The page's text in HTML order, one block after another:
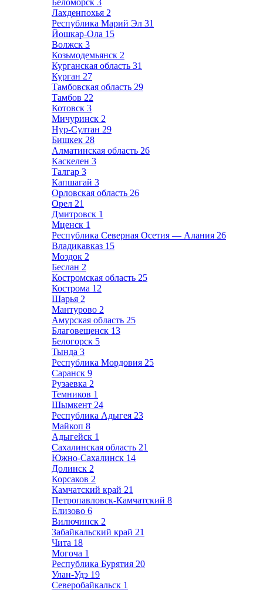
Беломорск 3
Лахденпохья 2
Республика Марий Эл 31
Йошкар-Ола 15
Волжск 3
Козьмодемьянск 2
Курганская область 31
Курган 27
Тамбовская область 29
Тамбов 22
Котовск 3
Мичуринск 2
Нур-Султан 29
Бишкек 28
Алматинская область 26
Каскелен 3
Талгар 3
Капшагай 3
Орловская область 26
Орел 21
Дмитровск 1
Мценск 1
Республика Северная Осетия — Алания 26
Владикавказ 15
Моздок 2
Беслан 2
Костромская область 25
Кострома 12
Шарья 2
Мантурово 2
Амурская область 25
Благовещенск 13
Белогорск 5
Тында 3
Республика Мордовия 25
Саранск 9
Рузаевка 2
Темников 1
Шымкент 24
Республика Адыгея 23
Майкоп 8
Адыгейск 1
Сахалинская область 21
Южно-Сахалинск 14
Долинск 2
Корсаков 2
Камчатский край 21
Петропавловск-Камчатский 8
Елизово 6
Вилючинск 2
Забайкальский край 21
Чита 18
Могоча 1
Республика Бурятия 20
Улан-Удэ 19
Северобайкальск 1